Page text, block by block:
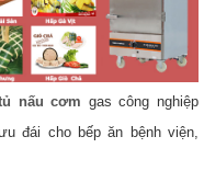
nấu cơm gas công nghiệp
đái cho bếp ăn bệnh viện,